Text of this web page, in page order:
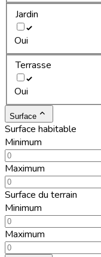
Jardin
Oui
Terrasse
Oui
Surface
Surface habitable
Minimum
Maximum
Surface du terrain
Minimum
Maximum